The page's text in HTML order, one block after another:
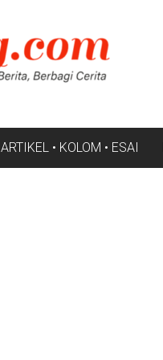
ARTIKEL • KOLOM • ESAI